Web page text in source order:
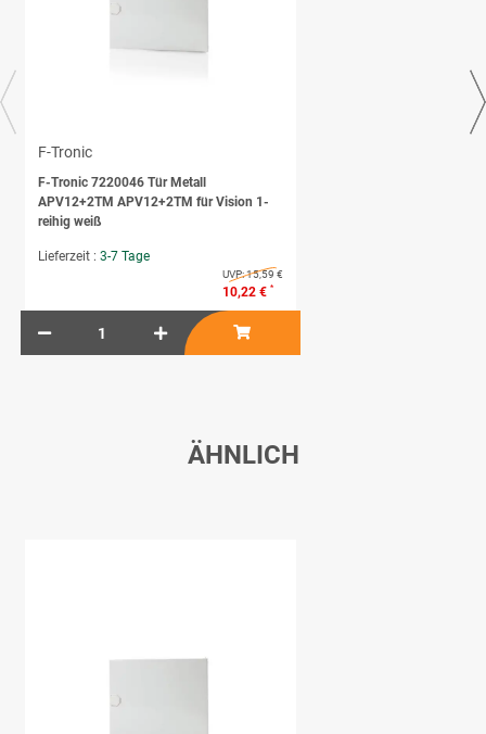
F-Tronic
F-Tronic 7220046 Tür Metall
APV12+2TM APV12+2TM für Vision 1-
reihig weiß
Lieferzeit : 3-7 Tage
UVP:15,59 €
10,22 € *
ÄHNLICH